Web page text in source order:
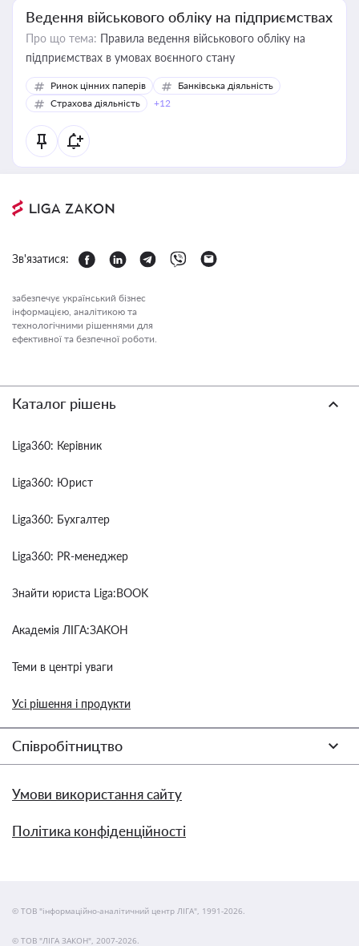
Ведення військового обліку на підприємствах
Про що тема: Правила ведення військового обліку на
підприємствах в умовах воєнного стану
Ринок цінних паперів
Банківська діяльність
Страхова діяльність
+12
Зв'язатися:
забезпечує український бізнес
інформацією, аналітикою та
технологічними рішеннями для
ефективної та безпечної роботи.
Каталог рішень
Liga360: Керівник
Liga360: Юрист
Liga360: Бухгалтер
Liga360: PR-менеджер
Знайти юриста Liga:BOOK
Академія ЛІГА:ЗАКОН
Теми в центрі уваги
Усі рішення і продукти
Співробітництво
Умови використання сайту
Політика конфіденційності
© ТОВ "інформаційно-аналітичний центр ЛІГА", 1991-2026.
© ТОВ "ЛІГА ЗАКОН", 2007-2026.